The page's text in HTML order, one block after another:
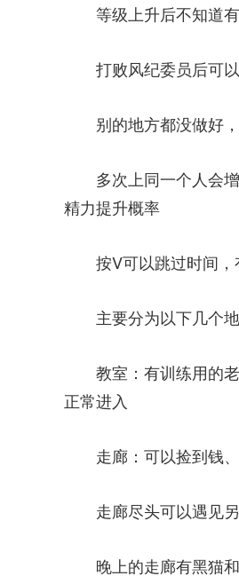
等级上升后不知道
打败风纪委员后可
别的地方都没做好
多次上同一个人会
精力提升概率
按V可以跳过时间
主要分为以下几个地
教室：有训练用的
正常进入
走廊：可以捡到钱
走廊尽头可以遇见
晚上的走廊有黑猫